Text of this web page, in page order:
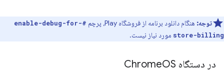
توجه: هنگام دانلود برنامه از فروشگاه Play، پرچم
#enable-debug-for-
store-billing مورد نیاز نیست.
در دستگاه Chrome OS